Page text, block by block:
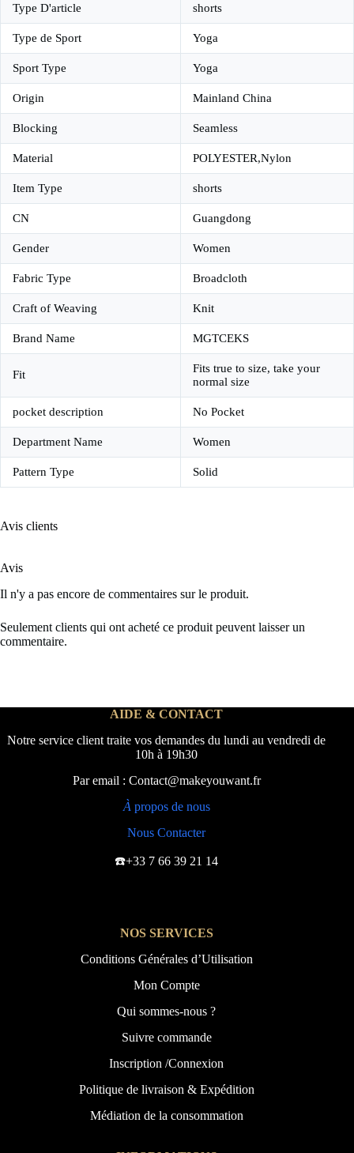
Type D'article shorts
Type de Sport Yoga
Sport Type Yoga
Origin Mainland China
Blocking Seamless
Material POLYESTER,Nylon
Item Type shorts
CN Guangdong
Gender Women
Fabric Type Broadcloth
Craft of Weaving Knit
Brand Name MGTCEKS
Fit
Fits true to size, take your
normal size
pocket description No Pocket
Department Name Women
Pattern Type Solid
Avis clients
Avis
Il n'y a pas encore de commentaires sur le produit.
Seulement clients qui ont acheté ce produit peuvent laisser un
commentaire.
AIDE & CONTACT
Notre service client traite vos demandes du lundi au vendredi de
10h à 19h30
Par email : Contact@makeyouwant.fr
À propos de nous
Nous Contacter
☎️+33 7 66 39 21 14
NOS SERVICES
Conditions Générales d’Utilisation
Mon Compte
Qui sommes-nous ?
Suivre commande
Inscription /Connexion
Politique de livraison & Expédition
Médiation de la consommation